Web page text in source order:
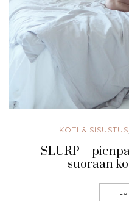
KOTI & SISUSTUS
SLURP –
suoraan